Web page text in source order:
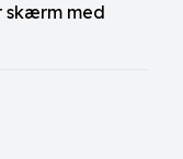
skærm med